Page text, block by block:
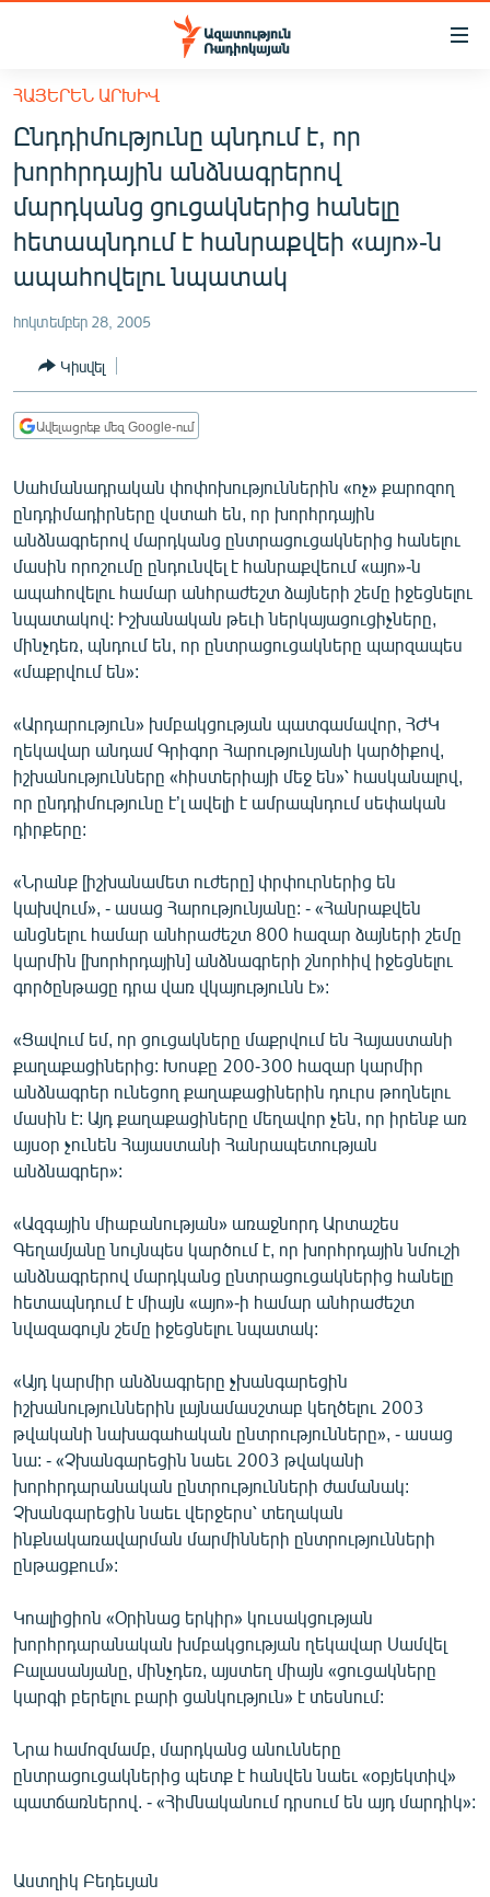
Մատչելիության
հիմնական
բովանդակությանը
Անցնել
հիմնական
մենյուին
Որոնում
ՀԱՅԱՍՏԱՆ
ՔԱՂԱՔԱԿԱՆ
ԸՆՏՐՈՒԹՅՈՒՆՆԵՐ 2026
ԻՐԱՎՈՒՆՔ
ՀԱՍԱՐԱԿՈՒԹՅՈՒՆ
ՂԱՐԱԲԱՂ
ՊԱՏԵՐԱԶՄԻ 6 ՇԱԲԱԹՆԵՐԸ
ՄԻՋԱԶԳԱՅԻՆ
ՄՇԱԿՈՒՅԹ
ՍՊՈՐՏ
ՄԵԿՆԱԲԱՆՈՒԹՅՈՒՆ
ՏՏ ԵՒ ԻՆՏԵՐՆԵՏ
ԱՐԽԻՎ
ՏԵՍԱՆՅՈՒԹԵՐ
ԲԱՆԱՎԵՃ
ՓՈԴՔԱՍԹ
Հայերեն
English
Русский
ՀԵՏԵՎԵՔ ՄԵԶ
«Ազատության» բոլոր կայքերը
ՀԱՅԵՐԵՆ ԱՐԽԻՎ
Ընդդիմությունը պնդում է, որ
խորհրդային անձնագրերով
մարդկանց ցուցակներից հանելը
հետապնդում է հանրաքվեի «այո»-ն
ապահովելու նպատակ
հոկտեմբեր 28, 2005
Կիսվել
Ավելացրեք մեզ Google-ում
Սահմանադրական փոփոխություններին «ոչ» քարոզող
ընդդիմադիրները վստահ են, որ խորհրդային
անձնագրերով մարդկանց ընտրացուցակներից հանելու
մասին որոշումը ընդունվել է հանրաքվեում «այո»-ն
ապահովելու համար անհրաժեշտ ձայների շեմը իջեցնելու
նպատակով: Իշխանական թեւի ներկայացուցիչները,
մինչդեռ, պնդում են, որ ընտրացուցակները պարզապես
«մաքրվում են»:
«Արդարություն» խմբակցության պատգամավոր, ՀԺԿ
ղեկավար անդամ Գրիգոր Հարությունյանի կարծիքով,
իշխանությունները «հիստերիայի մեջ են»՝ հասկանալով,
որ ընդդիմությունը է’լ ավելի է ամրապնդում սեփական
դիրքերը:
«Նրանք [իշխանամետ ուժերը] փրփուրներից են
կախվում», - ասաց Հարությունյանը: - «Հանրաքվեն
անցնելու համար անհրաժեշտ 800 հազար ձայների շեմը
կարմին [խորհրդային] անձնագրերի շնորհիվ իջեցնելու
գործընթացը դրա վառ վկայությունն է»:
«Ցավում եմ, որ ցուցակները մաքրվում են Հայաստանի
քաղաքացիներից: Խոսքը 200-300 հազար կարմիր
անձնագրեր ունեցող քաղաքացիներին դուրս թողնելու
մասին է: Այդ քաղաքացիները մեղավոր չեն, որ իրենք առ
այսօր չունեն Հայաստանի Հանրապետության
անձնագրեր»:
«Ազգային միաբանության» առաջնորդ Արտաշես
Գեղամյանը նույնպես կարծում է, որ խորհրդային նմուշի
անձնագրերով մարդկանց ընտրացուցակներից հանելը
հետապնդում է միայն «այո»-ի համար անհրաժեշտ
նվազագույն շեմը իջեցնելու նպատակ:
«Այդ կարմիր անձնագրերը չխանգարեցին
իշխանություններին լայնամասշտաբ կեղծելու 2003
թվականի նախագահական ընտրությունները», - ասաց
նա: - «Չխանգարեցին նաեւ 2003 թվականի
խորհրդարանական ընտրությունների ժամանակ:
Չխանգարեցին նաեւ վերջերս՝ տեղական
ինքնակառավարման մարմինների ընտրությունների
ընթացքում»:
Կոալիցիոն «Օրինաց երկիր» կուսակցության
խորհրդարանական խմբակցության ղեկավար Սամվել
Բալասանյանը, մինչդեռ, այստեղ միայն «ցուցակները
կարգի բերելու բարի ցանկություն» է տեսնում:
Նրա համոզմամբ, մարդկանց անունները
ընտրացուցակներից պետք է հանվեն նաեւ «օբյեկտիվ»
պատճառներով. - «Հիմնականում դրսում են այդ մարդիկ»:
Աստղիկ Բեդեւյան